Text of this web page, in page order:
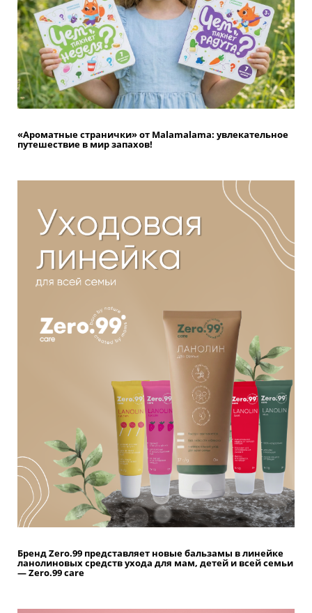
«Ароматные странички» от Malamalama: увлекательное
путешествие в мир запахов!
Бренд Zero.99 представляет новые бальзамы в линейке
ланолиновых средств ухода для мам, детей и всей семьи
— Zero.99 care